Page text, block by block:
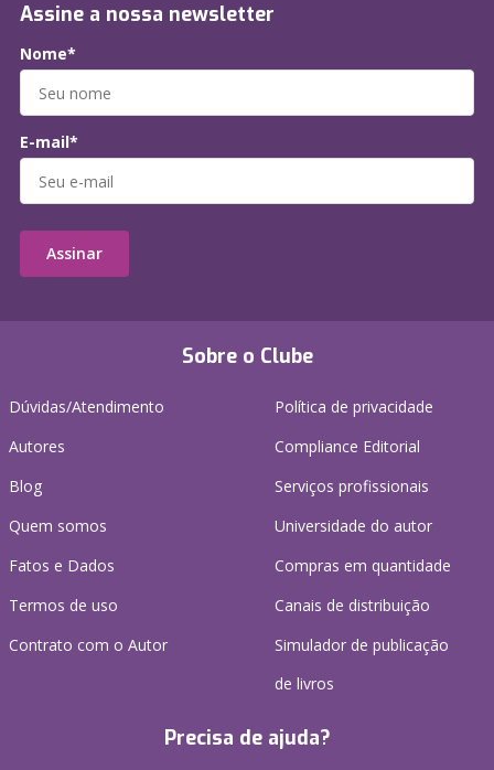
Sobre o Clube
Dúvidas/Atendimento
Autores
Blog
Quem somos
Fatos e Dados
Termos de uso
Contrato com o Autor
Política de privacidade
Compliance Editorial
Serviços profissionais
Universidade do autor
Compras em quantidade
Canais de distribuição
Simulador de publicação
de livros
Precisa de ajuda?
Assine a nossa newsletter
Nome*
E-mail*
Assinar